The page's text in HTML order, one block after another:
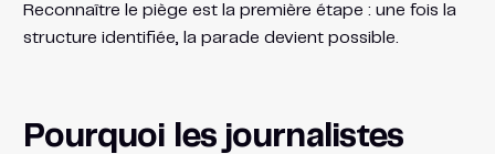
Reconnaître le piège est la première étape : une fois la
structure identifiée, la parade devient possible.
Pourquoi les journalistes